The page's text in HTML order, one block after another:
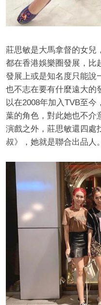
莊思敏是大馬拿督的女兒
都在香港娛樂圈發展，比
發展上或是知名度只能說
也不志在要有什麼遠大的
以在2008年加入TVB至
葉的角色，對此她也不介
演戲之外，莊思敏還四處
叔》，她就是聯合出品人。